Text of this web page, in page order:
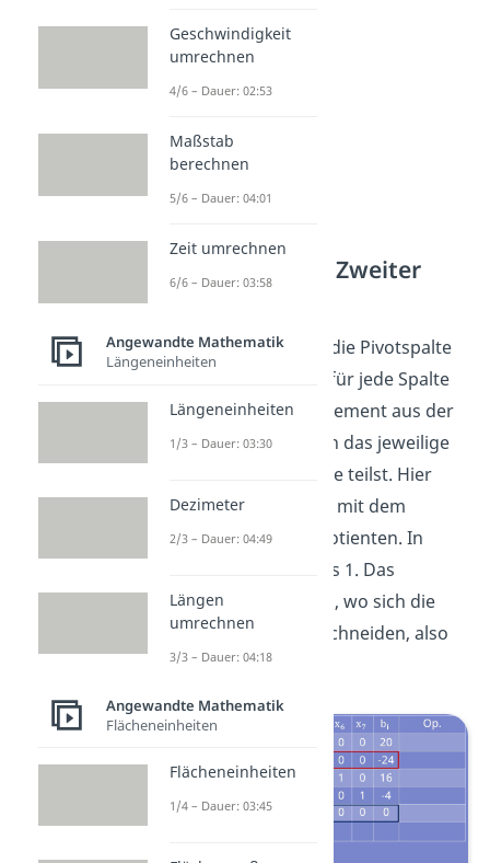
Dualer Simplex – Zweiter
Schritt:
Als zweites wählen wir die Pivotspalte
s. Dazu berechnest du für jede Spalte
zj, indem du jedes Element aus der
Zielfunktionszeile durch das jeweilige
Element in der Pivotzeile teilst. Hier
markierst du die Spalte mit dem
größten, negativen Quotienten. In
unserem Fall also Minus 1. Das
Pivotelement a
ist das, wo sich die
Pivotzeile und -spalte schneiden, also
Minus 2.
Geschwindigkeit
umrechnen
4/6 – Dauer: 02:53
Maßstab
berechnen
5/6 – Dauer: 04:01
Zeit umrechnen
6/6 – Dauer: 03:58
Angewandte Mathematik
Längeneinheiten
Längeneinheiten
1/3 – Dauer: 03:30
Dezimeter
2/3 – Dauer: 04:49
Längen
umrechnen
3/3 – Dauer: 04:18
Angewandte Mathematik
Flächeneinheiten
Flächeneinheiten
1/4 – Dauer: 03:45